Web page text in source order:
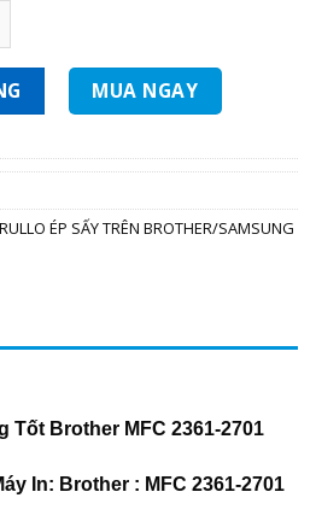
Trên Brother MFC 2361-2701 số
MUA NGAY
RULLO ÉP SẤY TRÊN BROTHER/SAMSUNG
Tốt Brother MFC 2361-2701
In: Brother : MFC 2361-2701